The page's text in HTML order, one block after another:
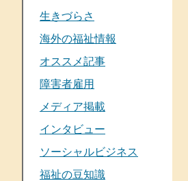
生きづらさ
海外の福祉情報
オススメ記事
障害者雇用
メディア掲載
インタビュー
ソーシャルビジネス
福祉の豆知識